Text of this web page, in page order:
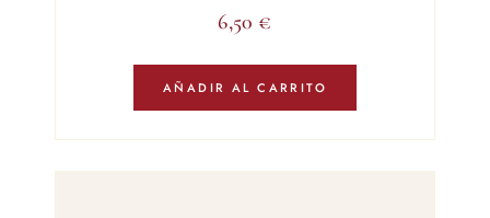
6,50 €
AÑADIR AL CARRITO